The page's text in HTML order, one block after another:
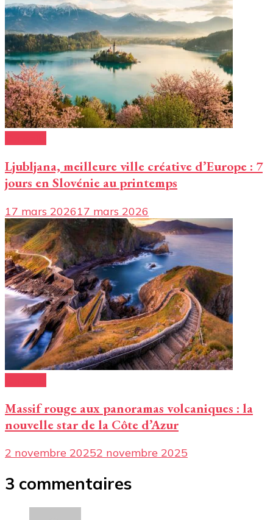
Ljubljana, meilleure ville créative d’Europe : 7
jours en Slovénie au printemps
17 mars 202617 mars 2026
Massif rouge aux panoramas volcaniques : la
nouvelle star de la Côte d’Azur
2 novembre 20252 novembre 2025
3 commentaires